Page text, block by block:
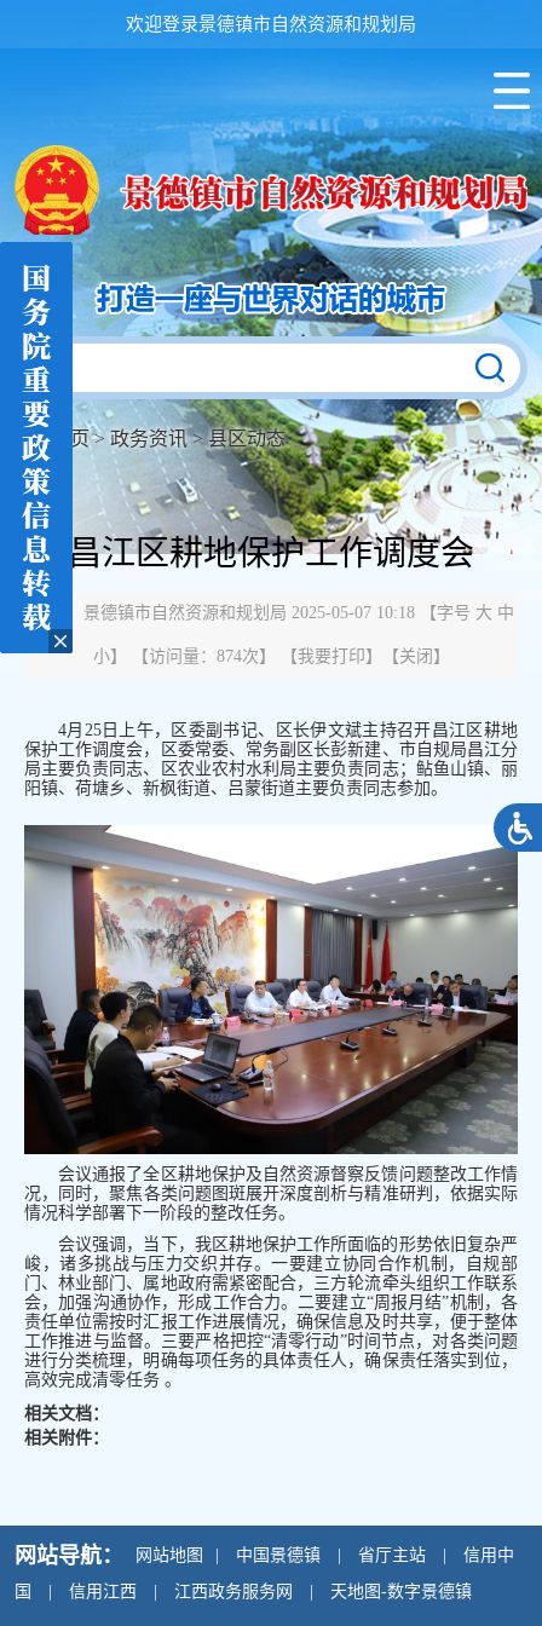
欢迎登录景德镇市自然资源和规划局
首页> 政务资讯> 县区动态
昌江区耕地保护工作调度会
来源： 景德镇市自然资源和规划局 2025-05-07 10:18 【字号 大 中
小】 【访问量： 874次】 【我要打印】【关闭 】
4月 25日上午，区委副书记、区长伊文斌主持召开昌江区耕地
保护工作调度会，区委常委、常务副区长彭新建、市自规局昌江分
局主要负责同志、区农业农村水利局主要负责同志；鲇鱼山镇、丽
阳镇、荷塘乡、新枫街道、吕蒙街道主要负责同志参加。
会议通报了全区耕地保护及自然资源督察反馈问题整改工作情
况，
同时，聚焦各类问题图斑展开深度剖析与精准研判，依据实际
情况科学部署下一阶段的整改任务。
会议强调，当下，我区耕地保护工作所面临的形势依旧复杂严
峻，诸多挑战与压力交织并存。一要建立协同合作机制，自规部
门、林业部门、属地政府需紧密配合，三方轮流牵头组织工作联系
会，加强沟通协作，形成工作合力。二要建立“周报月结”机制，各
责任单位需按时汇报工作进展情况，确保信息及时共享，便于整体
工作推进与监督。三要严格把控“清零行动”时间节点，对各类问题
进行分类梳理，明确每项任务的具体责任人，确保责任落实到位，
高效完成清零任务 。
相关文档：
相关附件：
网站导航： 网站地图 | 中国景德镇 | 省厅主站 |
信用中
国
| 信用江西 | 江西政务服务网 | 天地图-数字景德镇